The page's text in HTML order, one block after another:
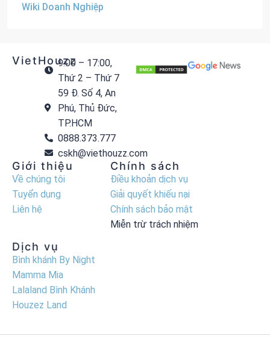
Wiki Doanh Nghiệp
VietHouzz9:00 – 17:00,
Thứ 2 – Thứ 7
59 Đ. Số 4, An
Phú, Thủ Đức,
TP.HCM
0888.373.777
cskh@viethouzz.com
Giới thiệu
Về chúng tôi
Tuyển dụng
Liên hệ
Chính sách
Điều khoản dịch vụ
Giải quyết khiếu nại
Chính sách bảo mật
Miễn trừ trách nhiệm
Dịch vụ
Bình khánh By Night
Mamma Mia
Lalaland Bình Khánh
Houzez Land